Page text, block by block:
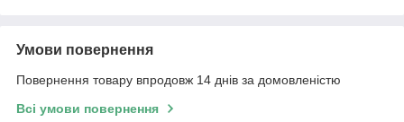
Умови повернення
Повернення товару впродовж 14 днів за домовленістю
Всі умови повернення